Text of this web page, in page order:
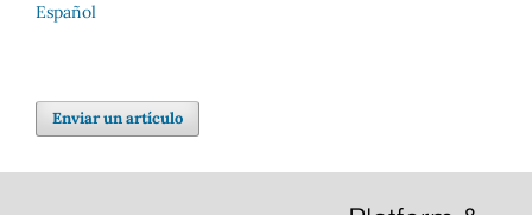
Español
Enviar un artículo